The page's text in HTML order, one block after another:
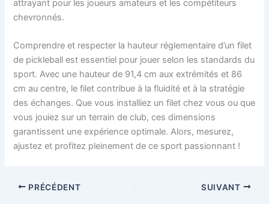
attrayant pour les joueurs amateurs et les compétiteurs
chevronnés.
Comprendre et respecter la hauteur réglementaire d’un filet
de pickleball est essentiel pour jouer selon les standards du
sport. Avec une hauteur de 91,4 cm aux extrémités et 86
cm au centre, le filet contribue à la fluidité et à la stratégie
des échanges. Que vous installiez un filet chez vous ou que
vous jouiez sur un terrain de club, ces dimensions
garantissent une expérience optimale. Alors, mesurez,
ajustez et profitez pleinement de ce sport passionnant !
PRÉCÉDENT SUIVANT